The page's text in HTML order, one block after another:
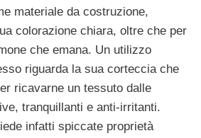
materiale da costruzione,
colorazione chiara, oltre che per
che emana. Un utilizzo
riguarda la sua corteccia che
ricavarne un tessuto dalle
tranquillanti e anti-irritanti.
infatti spiccate proprietà